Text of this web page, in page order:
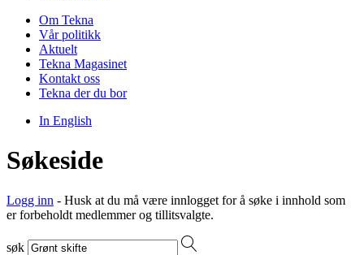
Om Tekna
Vår politikk
Aktuelt
Tekna Magasinet
Kontakt oss
Tekna der du bor
In English
Søkeside
Logg inn - Husk at du må være innlogget for å søke i innhold som
er forbeholdt medlemmer og tillitsvalgte.
søk